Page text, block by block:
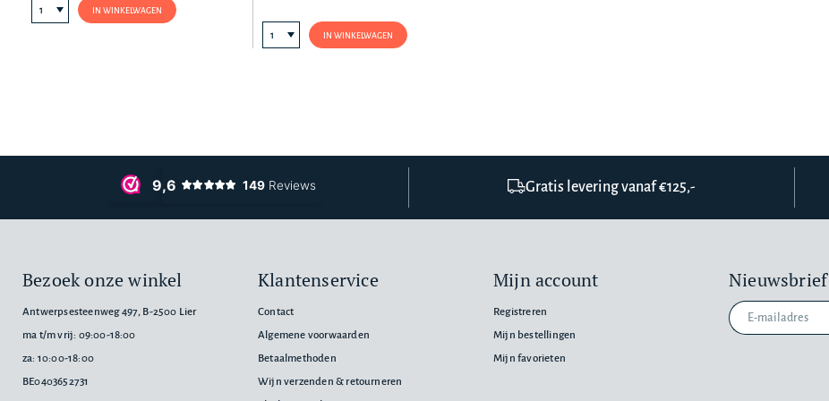
IN WINKELWAGEN
IN WINKELWAGEN
Gratis levering vanaf €125,-
Bezoek onze winkel
Antwerpsesteenweg 497, B-2500 Lier
ma t/m vrij: 09:00-18:00
za: 10:00-18:00
BE0403652731
Klantenservice
Contact
Algemene voorwaarden
Betaalmethoden
Wijn verzenden & retourneren
Mijn account
Registreren
Mijn bestellingen
Mijn favorieten
Nieuwsbrief